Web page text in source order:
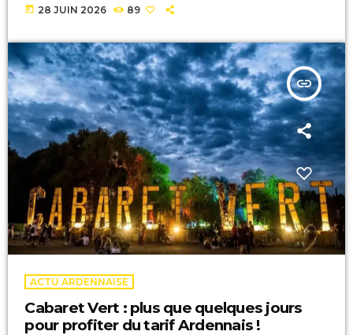
today 28 JUIN 2026 89
insert_link
ACTU ARDENNAISE
Cabaret Vert : plus que quelques jours
pour profiter du tarif Ardennais !